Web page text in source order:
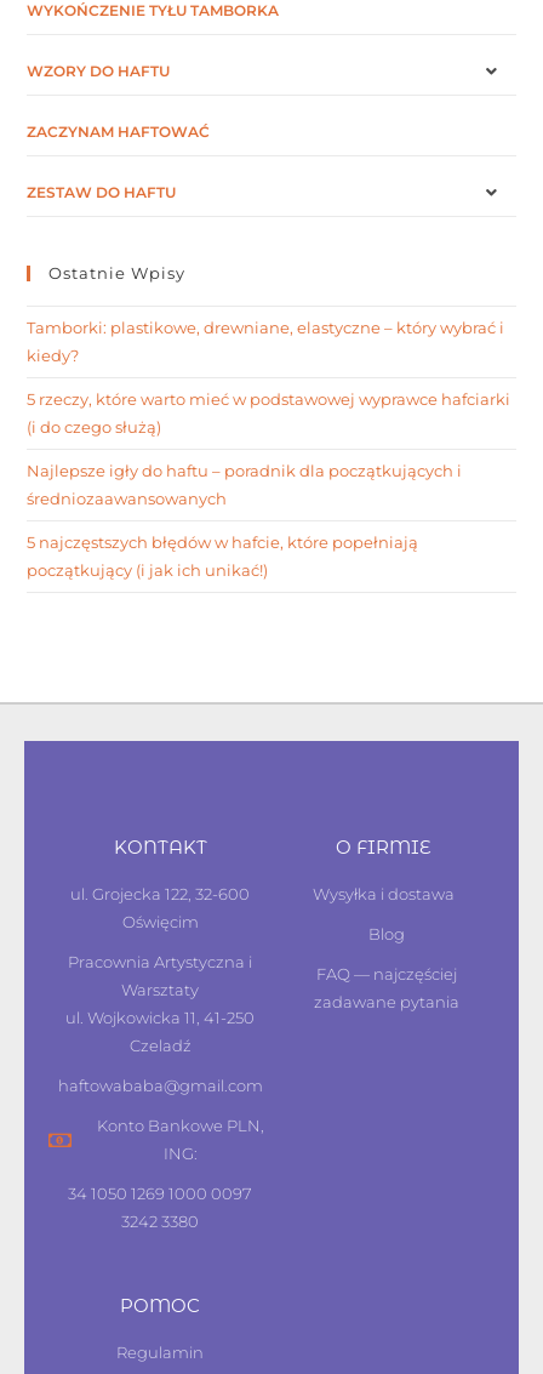
WYKOŃCZENIE TYŁU TAMBORKA
WZORY DO HAFTU
ZACZYNAM HAFTOWAĆ
ZESTAW DO HAFTU
Ostatnie Wpisy
Tamborki: plastikowe, drewniane, elastyczne – który wybrać i
kiedy?
5 rzeczy, które warto mieć w podstawowej wyprawce hafciarki
(i do czego służą)
Najlepsze igły do haftu – poradnik dla początkujących i
średniozaawansowanych
5 najczęstszych błędów w hafcie, które popełniają
początkujący (i jak ich unikać!)
KONTAKT
ul. Grojecka 122, 32-600
Oświęcim
Pracownia Artystyczna i
Warsztaty
ul. Wojkowicka 11, 41-250
Czeladź
haftowababa@gmail.com
Konto Bankowe PLN,
ING:
34 1050 1269 1000 0097
3242 3380
O FIRMIE
Wysyłka i dostawa
Blog
FAQ — najczęściej
zadawane pytania
POMOC
Regulamin